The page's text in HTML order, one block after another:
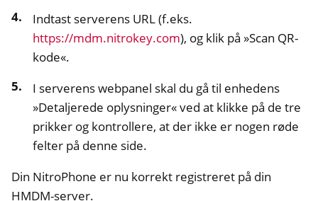
Indtast serverens URL (f.eks.
https://mdm.nitrokey.com), og klik på »Scan QR-
kode«.
I serverens webpanel skal du gå til enhedens
»Detaljerede oplysninger« ved at klikke på de tre
prikker og kontrollere, at der ikke er nogen røde
felter på denne side.
Din NitroPhone er nu korrekt registreret på din
HMDM-server.